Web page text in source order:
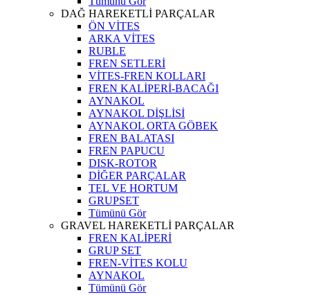
DAĞ HAREKETLİ PARÇALAR
ÖN VİTES
ARKA VİTES
RUBLE
FREN SETLERİ
VİTES-FREN KOLLARI
FREN KALİPERİ-BACAĞI
AYNAKOL
AYNAKOL DİŞLİSİ
AYNAKOL ORTA GÖBEK
FREN BALATASI
FREN PAPUCU
DISK-ROTOR
DİĞER PARÇALAR
TEL VE HORTUM
GRUPSET
Tümünü Gör
GRAVEL HAREKETLİ PARÇALAR
FREN KALİPERİ
GRUP SET
FREN-VİTES KOLU
AYNAKOL
Tümünü Gör